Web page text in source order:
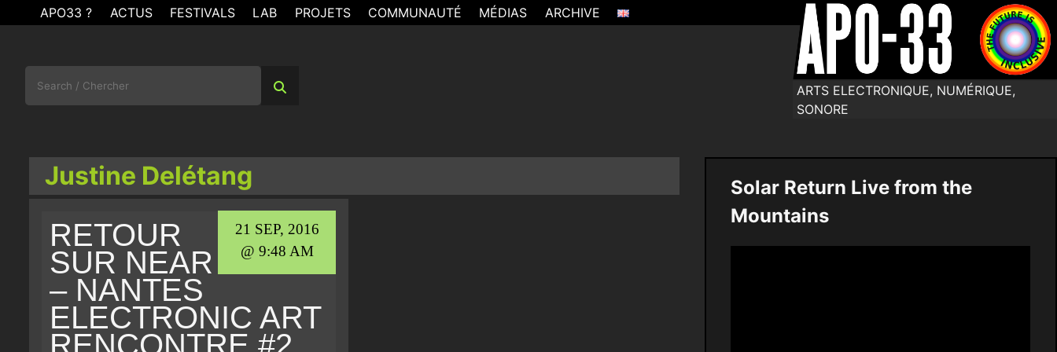
to
ARTS ELECTRONIQUE, NUMÉRIQUE,
SONORE
APO33 ? ACTUS FESTIVALS LAB PROJETS COMMUNAUTÉ MÉDIAS ARCHIVE
for:
Justine Delétang
21 SEP, 2016
@ 9:48 AM
RETOUR
SUR NEAR
– NANTES
ELECTRONIC ART
RENCONTRE #2
Solar Return Live from the
Mountains